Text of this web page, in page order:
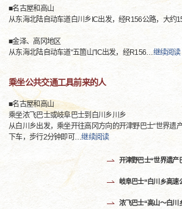
■名古屋和高山
从东海北陆自动车道白川乡IC出发，经R156公路，大约
■金泽、高冈地区
从东海北陆自动车道“五箇山”IC出发，经R156…继续阅读
乘坐公共交通工具前来的人
■名古屋和高山
乘坐浓飞巴士或岐阜巴士到白川乡川乡
从白川乡出发，乘坐开往高冈方向的开津野巴士“世界遗
下车，步行2分钟即可 …继续阅读
开津野巴士“世界遗产
岐阜巴士“白川乡高速
浓飞巴士“高山～白川